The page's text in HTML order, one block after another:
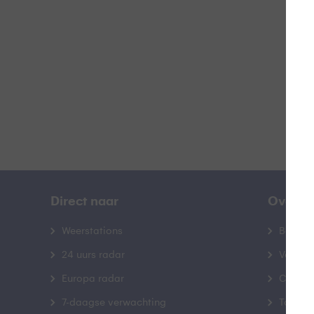
Direct naar
Weerstations
24 uurs radar
Europa radar
7-daagse verwachting
Over
Contact